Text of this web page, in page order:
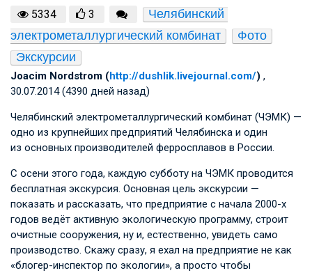
5334 3
Челябинский
электрометаллургический комбинат
Фото
Экскурсии
Joacim Nordstrom (http://dushlik.livejournal.com/) ,
30.07.2014 (4390 дней назад)
Челябинский электрометаллургический комбинат (ЧЭМК) —
одно из крупнейших предприятий Челябинска и один
из основных производителей ферросплавов в России.
С осени этого года, каждую субботу на ЧЭМК проводится
бесплатная экскурсия. Основная цель экскурсии —
показать и рассказать, что предприятие с начала 2000-х
годов ведёт активную экологическую программу, строит
очистные сооружения, ну и, естественно, увидеть само
производство. Скажу сразу, я ехал на предприятие не как
«блогер-инспектор по экологии», а просто чтобы